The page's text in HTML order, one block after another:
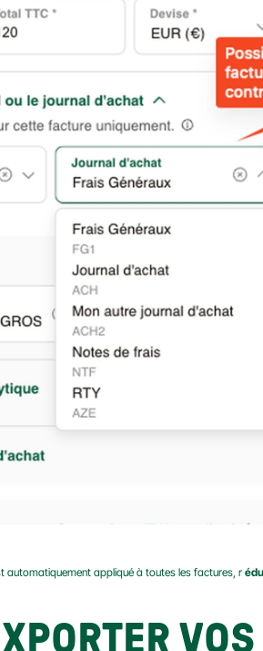
automatiquement appliqué à toutes les factures, r